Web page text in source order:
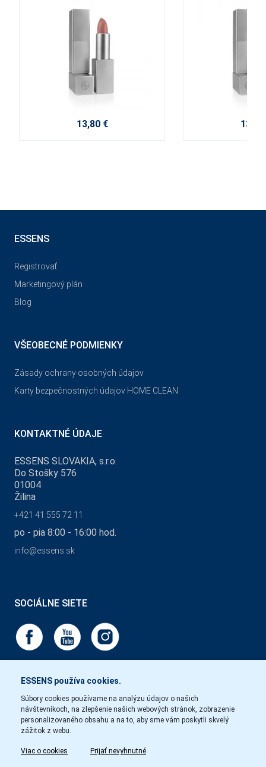
13,80 € 13,80
ESSENS používa cookies.
Súbory cookies používame na analýzu údajov o našich
návštevníkoch, na zlepšenie našich webových stránok, zobrazenie
personalizovaného obsahu a na to, aby sme vám poskytli skvelý
zážitok z webu.
Viac o cookies Prijať nevyhnutné
ESSENS
Registrovať
Marketingový plán
Blog
VŠEOBECNÉ PODMIENKY
Zásady ochrany osobných údajov
Karty bezpečnostných údajov HOME CLEAN
KONTAKTNÉ ÚDAJE
ESSENS SLOVAKIA, s.r.o.
Do Stošky 576
01004
Žilina
+421 41 555 72 11
po - pia 8:00 - 16:00 hod.
info@essens.sk
SOCIÁLNE SIETE